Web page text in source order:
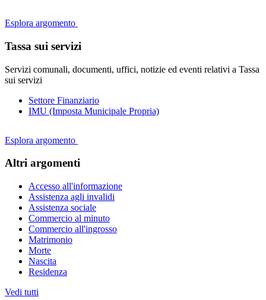
Esplora argomento
Tassa sui servizi
Servizi comunali, documenti, uffici, notizie ed eventi relativi a Tassa
sui servizi
Settore Finanziario
IMU (Imposta Municipale Propria)
Esplora argomento
Altri argomenti
Accesso all'informazione
Assistenza agli invalidi
Assistenza sociale
Commercio al minuto
Commercio all'ingrosso
Matrimonio
Morte
Nascita
Residenza
Vedi tutti